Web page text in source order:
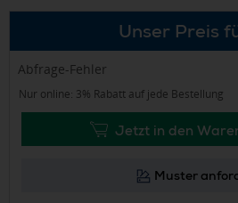
Unser Preis
Abfrage-Fehler
Nur online: 3% Rabatt auf jede Bestellung
Jetzt in den
Muster